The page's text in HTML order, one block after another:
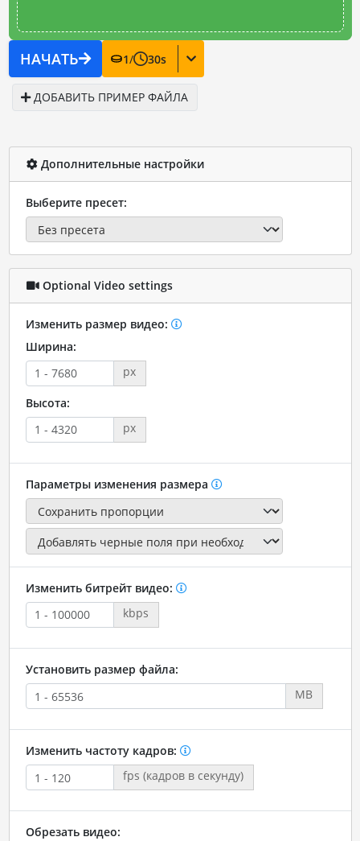
НАЧАТЬ 1/ 30s
ДОБАВИТЬ ПРИМЕР ФАЙЛА
Дополнительные настройки
Выберите пресет:
Optional Video settings
Изменить размер видео:
Ширина:
px
Высота:
px
Параметры изменения размера
Изменить битрейт видео:
kbps
Установить размер файла:
MB
Изменить частоту кадров:
fps (кадров в секунду)
Обрезать видео: